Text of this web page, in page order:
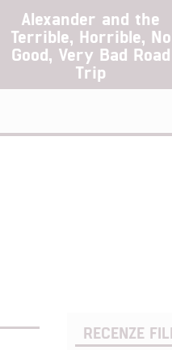
Alexander and the
Terrible, Horrible, No
Good, Very Bad Road
Trip
RECENZE